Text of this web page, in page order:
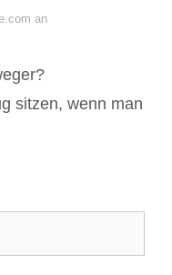
an
sitzen, wenn man